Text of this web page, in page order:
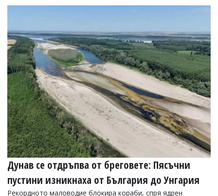
Дунав се отдръпва от бреговете: Пясъчни
пустини изникнаха от България до Унгария
Рекордното маловодие блокира кораби, спря ядрен